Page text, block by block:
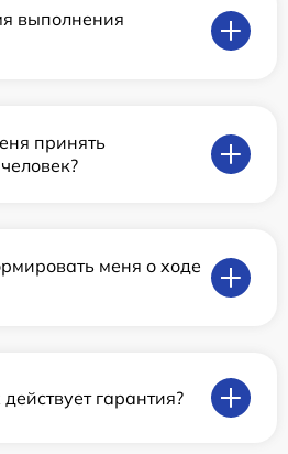
выполнения
принять
меня о ходе
гарантия?